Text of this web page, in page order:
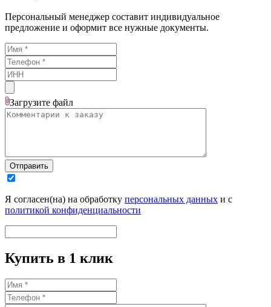
Персональный менеджер составит индивидуальное
предложение и оформит все нужные документы.
Загрузите файл
Отправить
Я согласен(на) на обработку персональных данных и с
политикой конфиденциальности
Купить в 1 клик